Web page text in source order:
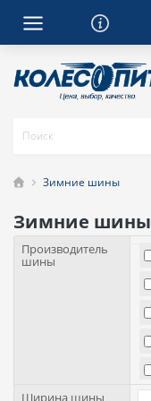
Зимние шины
Зимние шины
Производитель
шины
Ширина шины